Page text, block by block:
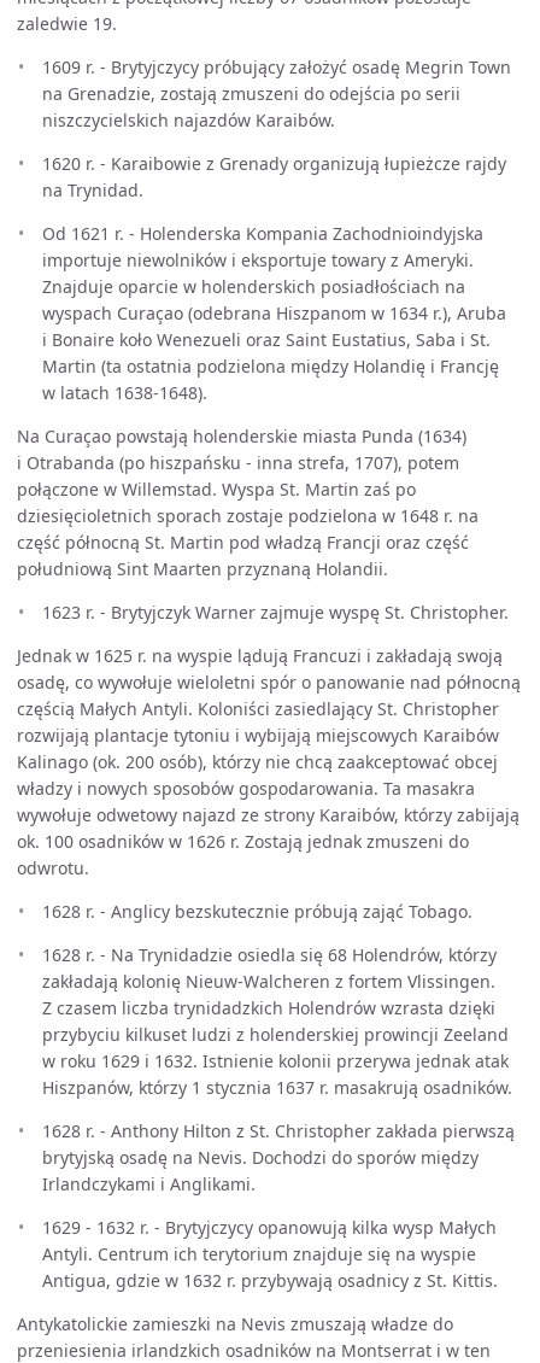
zaledwie 19.
1609 r. - Brytyjczycy próbujący założyć osadę Megrin Town
na Grenadzie, zostają zmuszeni do odejścia po serii
niszczycielskich najazdów Karaibów.
1620 r. - Karaibowie z Grenady organizują łupieżcze rajdy
na Trynidad.
Od 1621 r. - Holenderska Kompania Zachodnioindyjska
importuje niewolników i eksportuje towary z Ameryki.
Znajduje oparcie w holenderskich posiadłościach na
wyspach Curaçao (odebrana Hiszpanom w 1634 r.), Aruba
i Bonaire koło Wenezueli oraz Saint Eustatius, Saba i St.
Martin (ta ostatnia podzielona między Holandię i Francję
w latach 1638-1648).
Na Curaçao powstają holenderskie miasta Punda (1634)
i Otrabanda (po hiszpańsku - inna strefa, 1707), potem
połączone w Willemstad. Wyspa St. Martin zaś po
dziesięcioletnich sporach zostaje podzielona w 1648 r. na
część północną St. Martin pod władzą Francji oraz część
południową Sint Maarten przyznaną Holandii.
1623 r. - Brytyjczyk Warner zajmuje wyspę St. Christopher.
Jednak w 1625 r. na wyspie lądują Francuzi i zakładają swoją
osadę, co wywołuje wieloletni spór o panowanie nad północną
częścią Małych Antyli. Koloniści zasiedlający St. Christopher
rozwijają plantacje tytoniu i wybijają miejscowych Karaibów
Kalinago (ok. 200 osób), którzy nie chcą zaakceptować obcej
władzy i nowych sposobów gospodarowania. Ta masakra
wywołuje odwetowy najazd ze strony Karaibów, którzy zabijają
ok. 100 osadników w 1626 r. Zostają jednak zmuszeni do
odwrotu.
1628 r. - Anglicy bezskutecznie próbują zająć Tobago.
1628 r. - Na Trynidadzie osiedla się 68 Holendrów, którzy
zakładają kolonię Nieuw-Walcheren z fortem Vlissingen.
Z czasem liczba trynidadzkich Holendrów wzrasta dzięki
przybyciu kilkuset ludzi z holenderskiej prowincji Zeeland
w roku 1629 i 1632. Istnienie kolonii przerywa jednak atak
Hiszpanów, którzy 1 stycznia 1637 r. masakrują osadników.
1628 r. - Anthony Hilton z St. Christopher zakłada pierwszą
brytyjską osadę na Nevis. Dochodzi do sporów między
Irlandczykami i Anglikami.
1629 - 1632 r. - Brytyjczycy opanowują kilka wysp Małych
Antyli. Centrum ich terytorium znajduje się na wyspie
Antigua, gdzie w 1632 r. przybywają osadnicy z St. Kittis.
Antykatolickie zamieszki na Nevis zmuszają władze do
przeniesienia irlandzkich osadników na Montserrat i w ten